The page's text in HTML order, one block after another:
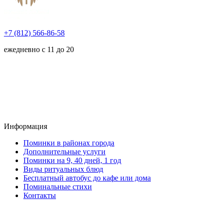
+7 (812) 566-86-58
ежедневно с 11 до 20
Информация
Поминки в районах города
Дополнительные услуги
Поминки на 9, 40 дней, 1 год
Виды ритуальных блюд
Бесплатный автобус до кафе или дома
Поминальные стихи
Контакты